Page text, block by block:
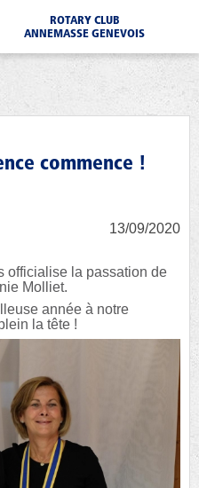
ROTARY CLUB
ANNEMASSE GENEVOIS
commence !
13/09/2020
officialise la passation de
Molliet.
année à notre
la tête !